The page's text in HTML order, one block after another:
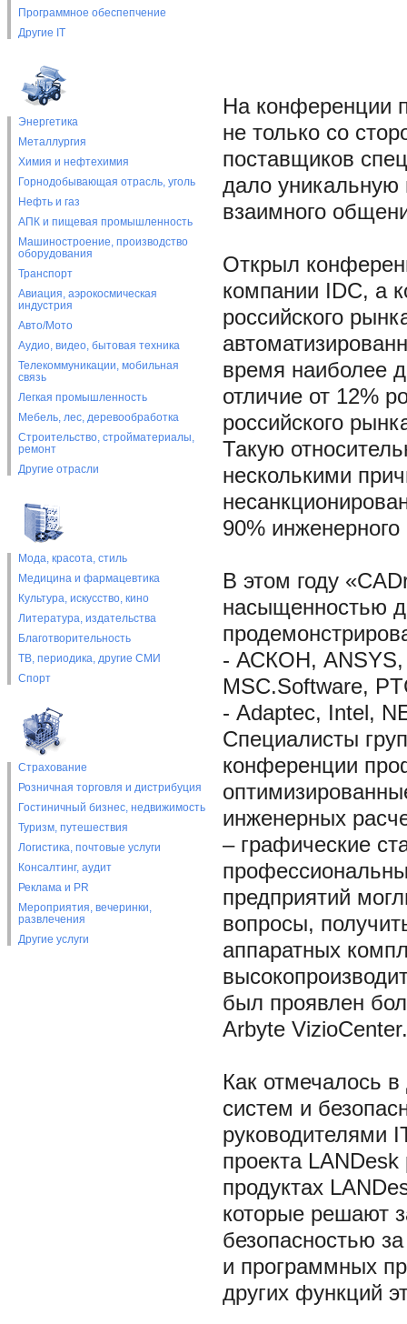
Программное обеспепчение
Другие IT
Энергетика
Металлургия
Химия и нефтехимия
Горнодобывающая отрасль, уголь
Нефть и газ
АПК и пищевая промышленность
Машиностроение, производство
оборудования
Транспорт
Авиация, аэрокосмическая
индустрия
Авто/Мото
Аудио, видео, бытовая техника
Телекоммуникации, мобильная
связь
Легкая промышленность
Мебель, лес, деревообработка
Строительство, стройматериалы,
ремонт
Другие отрасли
Мода, красота, стиль
Медицина и фармацевтика
Культура, искусство, кино
Литература, издательства
Благотворительность
ТВ, периодика, другие СМИ
Спорт
Страхование
Розничная торговля и дистрибуция
Гостиничный бизнес, недвижимость
Туризм, путешествия
Логистика, почтовые услуги
Консалтинг, аудит
Реклама и PR
Мероприятия, вечеринки,
развлечения
Другие услуги
На конференции
не только со
поставщиков
дало уникальную
взаимного
Открыл
компании IDC, а
российского
время наиболее
отличие от 12%
российского
Такую
несколькими
90%
В этом году
насыщенностью
- АСКОН, ANSYS,
MSC.Software,
- Adaptec, Intel,
Специалисты
конференции
инженерных
– графические
предприятий
вопросы,
аппаратных
был проявлен
Arbyte VizioCenter.
Как отмечалось
систем и
руководителями
проекта
продуктах
которые решают
безопасностью
и программных
других функций